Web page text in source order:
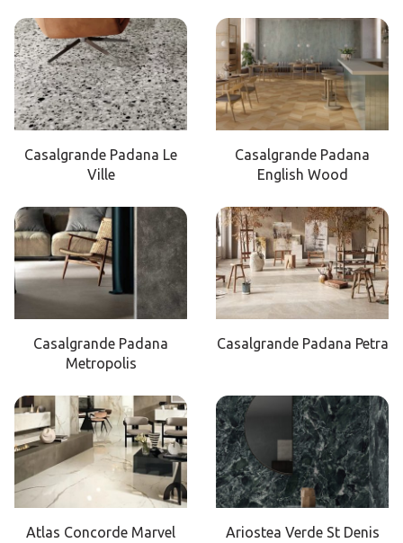
Casalgrande Padana Le
Ville
Casalgrande Padana
English Wood
Casalgrande Padana
Metropolis
Casalgrande Padana Petra
Atlas Concorde Marvel
Ariostea Verde St Denis